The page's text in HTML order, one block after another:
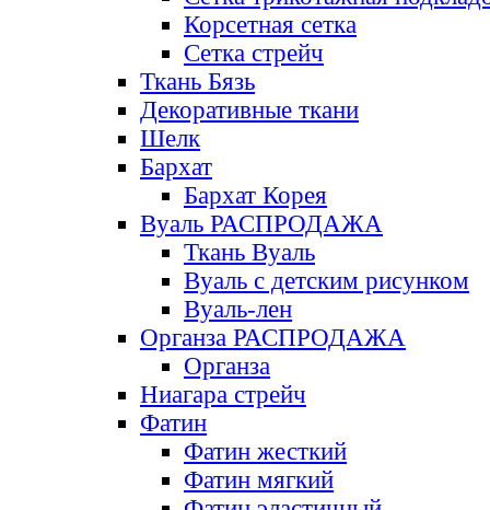
Корсетная сетка
Сетка стрейч
Ткань Бязь
Декоративные ткани
Шелк
Бархат
Бархат Корея
Вуаль РАСПРОДАЖА
Ткань Вуаль
Вуаль с детским рисунком
Вуаль-лен
Органза РАСПРОДАЖА
Органза
Ниагара стрейч
Фатин
Фатин жесткий
Фатин мягкий